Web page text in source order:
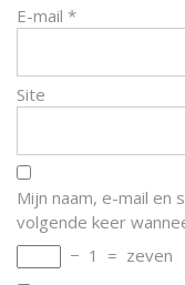
E-mail *
Site
Mijn naam, e-mail
volgende keer
− 1 = zeven